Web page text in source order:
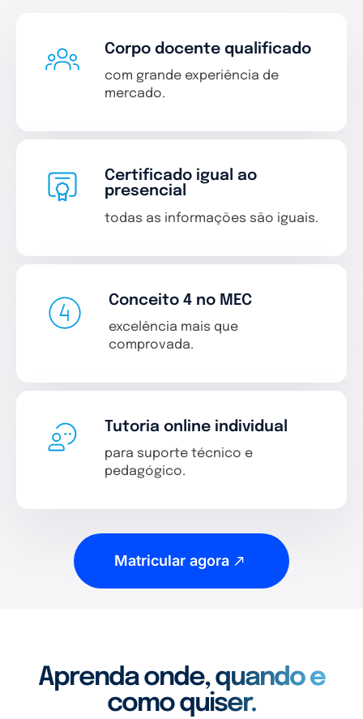
Corpo docente qualificado
com grande experiência de
mercado.
Certificado igual ao
presencial
todas as informações são iguais.
Conceito 4 no MEC
excelência mais que
comprovada.
Tutoria online individual
para suporte técnico e
pedagógico.
Matricular agora
Aprenda onde, quando e
como quiser.